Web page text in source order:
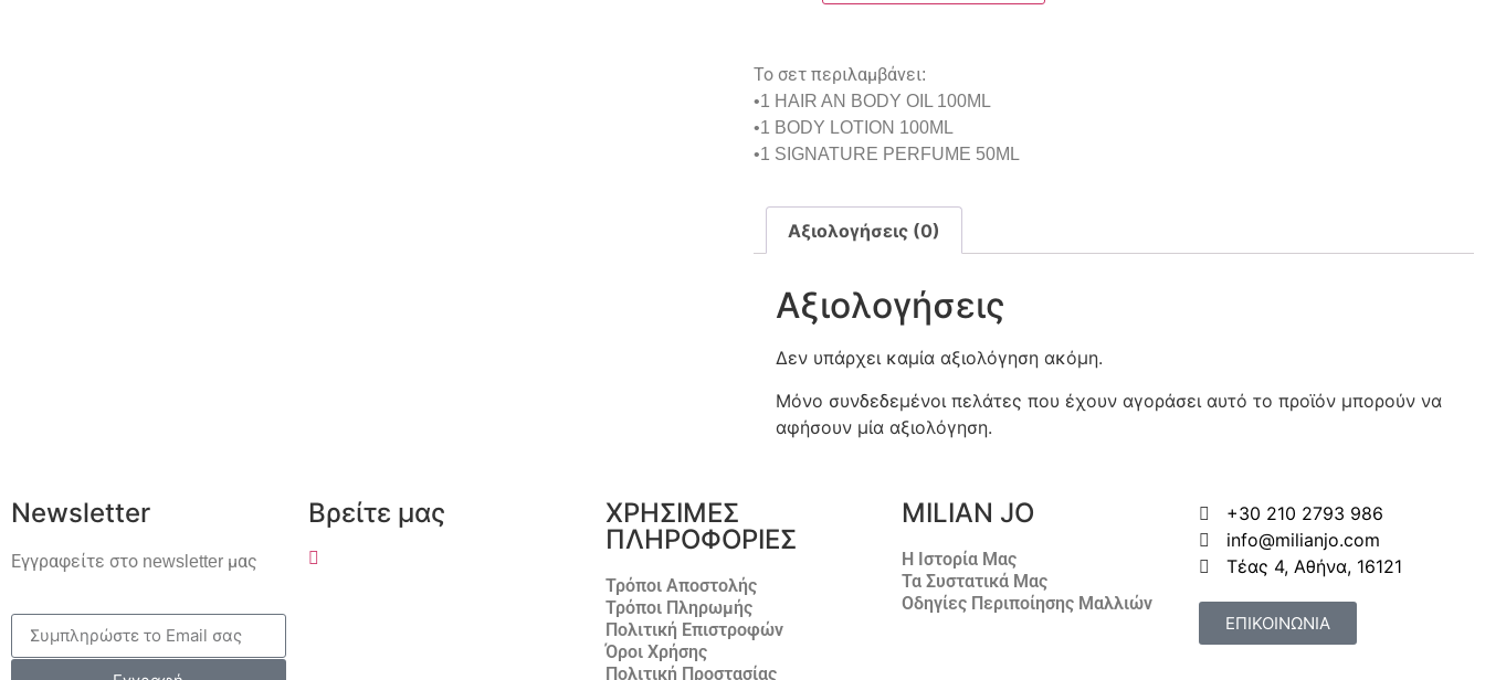
Το σετ περιλαμβάνει:
•1 HAIR AN BODY OIL 100ML
•1 BODY LOTION 100ML
•1 SIGNATURE PERFUME 50ML
Αξιολογήσεις (0)
Αξιολογήσεις
Δεν υπάρχει καμία αξιολόγηση ακόμη.
Μόνο συνδεδεμένοι πελάτες που έχουν αγοράσει αυτό το προϊόν μπορούν να
αφήσουν μία αξιολόγηση.
Newsletter
Εγγραφείτε στο newsletter μας
Βρείτε μας
ΧΡΗΣΙΜΕΣ
ΠΛΗΡΟΦΟΡΙΕΣ
Τρόποι Αποστολής
Τρόποι Πληρωμής
Πολιτική Επιστροφών
Όροι Χρήσης
Πολιτική Προστασίας
MILIAN JO
Η Ιστορία Μας
Τα Συστατικά Μας
Οδηγίες Περιποίησης Μαλλιών
+30 210 2793 986
info@milianjo.com
Τέας 4, Αθήνα, 16121
ΕΠΙΚΟΙΝΩΝΙΑ